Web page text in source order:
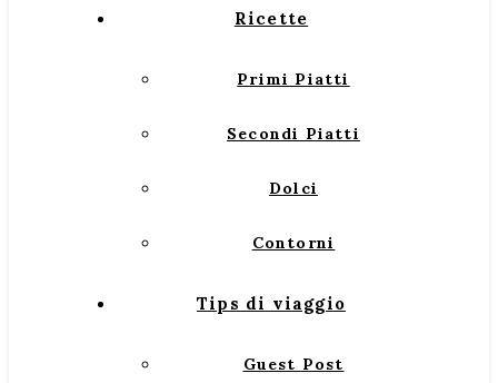
Ricette
Primi Piatti
Secondi Piatti
Dolci
Contorni
Tips di viaggio
Guest Post